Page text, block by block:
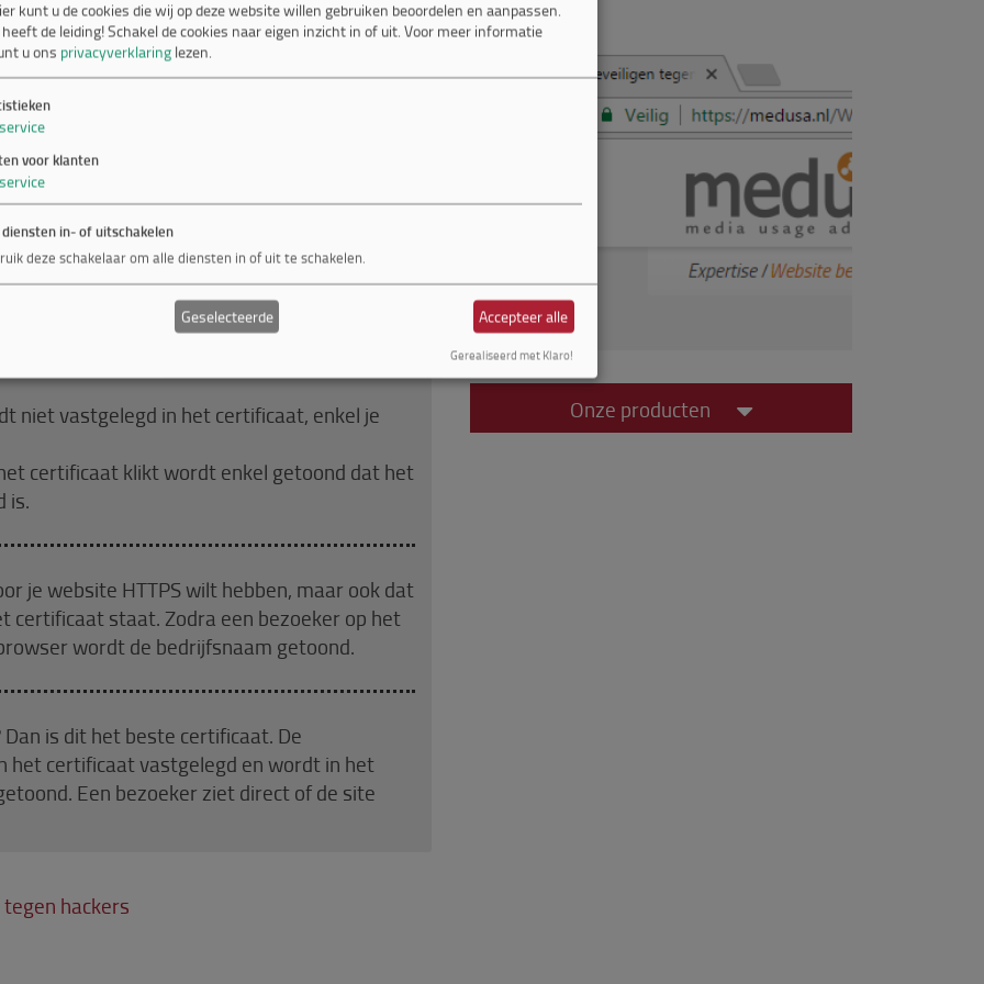
als ze je website waarderen, naast goede
is de beveiliging van de website. Door het
ranking! Neem dit mee in de overweging of
aan
we drie SSL certificaten. Hieronder vind je
HTTPS wilt hebben maar tegen een
niet vastgelegd in het certificaat, enkel je
certificaat klikt wordt enkel getoond dat het
is.
je website HTTPS wilt hebben, maar ook dat
certificaat staat. Zodra een bezoeker op het
wordt de bedrijfsnaam getoond.
is dit het beste certificaat. De
het certificaat vastgelegd en wordt in het
Een bezoeker ziet direct of de site
hackers
kunt u de cookies die wij op deze website willen gebruiken beoordelen en aanpassen.
heeft de leiding! Schakel de cookies naar eigen inzicht in of uit. Voor meer informatie
u ons privacyverklaring lezen.
service
voor klanten
service
in- of uitschakelen
deze schakelaar om alle diensten in of uit te schakelen.
Geselecteerde Accepteer alle
Gerealiseerd met Klaro!